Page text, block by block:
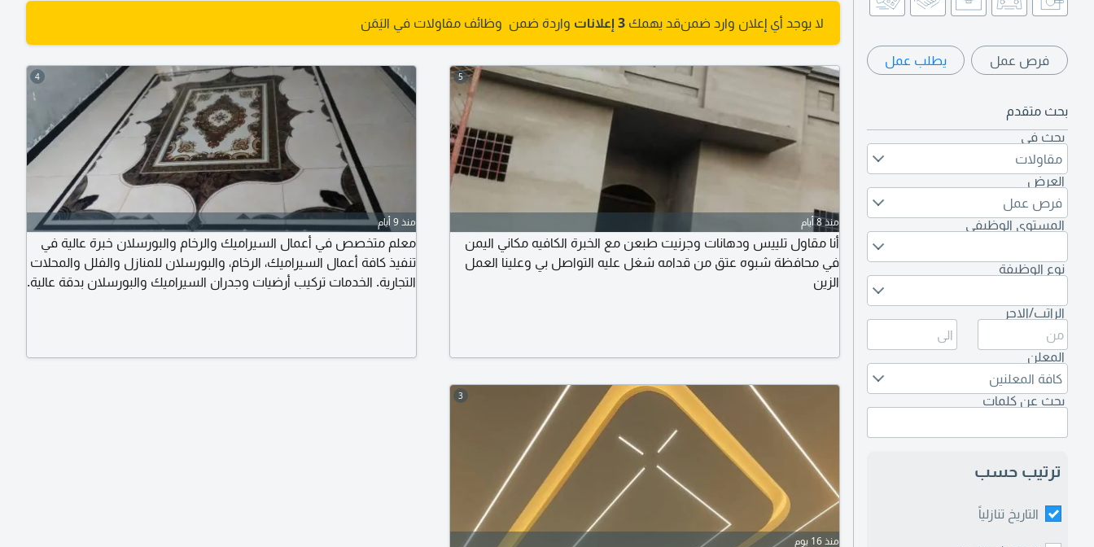
فرص عمل يطلب عمل
بحث متقدم
بحث في
مقاولات
العرض
فرص عمل
المستوى الوظيفي
نوع الوظيفة
الراتب/الاجر
المعلن
كافة المعلنين
بحث عن كلمات
ترتيب حسب
التاريخ تنازلياً
لا يوجد أي إعلان وارد ضمنقد يهمك 3 إعلانات واردة ضمن وظائف مقاولات في اليَمَن
5
منذ 8 أيام
أنا مقاول تلييس ودهانات وجرنيت طبعن مع الخبرة الكافيه مكاني اليمن
في محافظة شبوه عتق من قدامه شغل عليه التواصل بي وعلينا العمل
الزين
4
منذ 9 أيام
معلم متخصص في أعمال السيراميك والرخام والبورسلان خبرة عالية في
تنفيذ كافة أعمال السيراميك، الرخام، والبورسلان للمنازل والفلل والمحلات
التجارية. الخدمات تركيب أرضيات وجدران السيراميك والبورسلان بدقة عالية.
3
منذ 16 يوم